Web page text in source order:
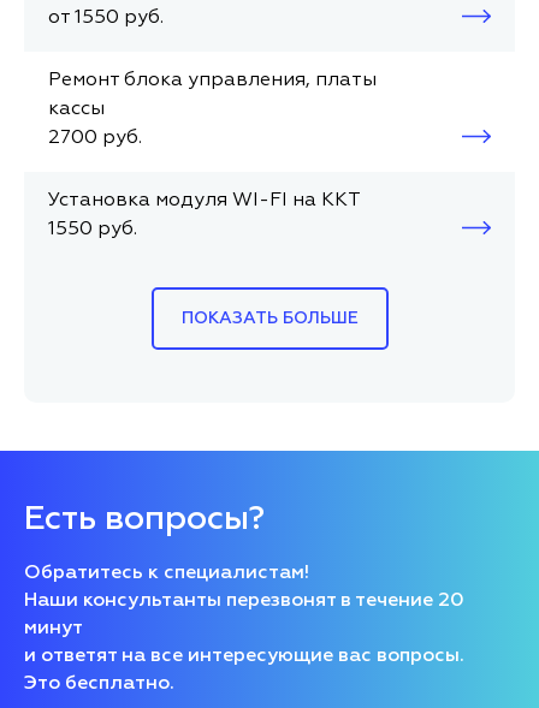
от 1550 руб.
Ремонт блока управления, платы
кассы
2700 руб.
Установка модуля WI-FI на ККТ
1550 руб.
ПОКАЗАТЬ БОЛЬШЕ
Есть вопросы?
Обратитесь к специалистам!
Наши консультанты перезвонят в течение 20
минут
и ответят на все интересующие вас вопросы.
Это бесплатно.